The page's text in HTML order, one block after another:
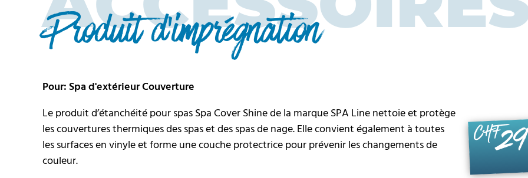
Produit d'imprégnation
Pour: Spa d'extérieur Couverture
Le produit d’étanchéité pour spas Spa Cover Shine de la marque SPA Line nettoie et protège
les couvertures thermiques des spas et des spas de nage. Elle convient également à toutes
les surfaces en vinyle et forme une couche protectrice pour prévenir les changements de
couleur.
CHF